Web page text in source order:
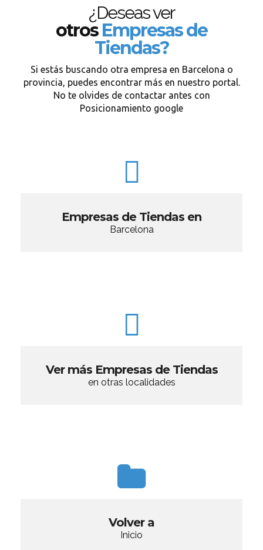
¿Deseas ver
otrosEmpresas de
Tiendas?
Si estás buscando otra empresa en Barcelona o
provincia, puedes encontrar más en nuestro portal.
No te olvides de contactar antes con
Posicionamiento google
Empresas de Tiendas en
Barcelona
Ver más Empresas de Tiendas
en otras localidades
Volver a
Inicio